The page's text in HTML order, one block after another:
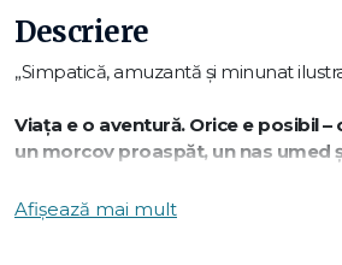
Descriere
„Simpatică, amuzantă și minunat
Viața e o aventură. Orice e posibil –
un morcov proaspăt, un nas umed
Afișează mai mult